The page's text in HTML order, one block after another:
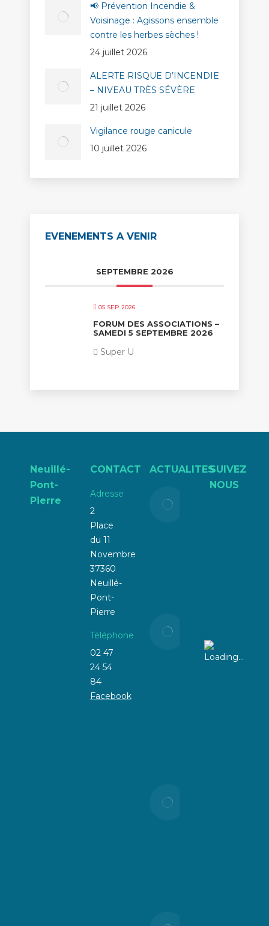
📢 Prévention Incendie &
Voisinage : Agissons ensemble
contre les herbes sèches !
24 juillet 2026
ALERTE RISQUE D’INCENDIE
– NIVEAU TRÈS SÉVÈRE
21 juillet 2026
Vigilance rouge canicule
10 juillet 2026
EVENEMENTS A VENIR
SEPTEMBRE 2026
05 SEP 2026
FORUM DES ASSOCIATIONS –
SAMEDI 5 SEPTEMBRE 2026
Super U
Neuillé-
Pont-
Pierre
CONTACT
Adresse
2
Place
du 11
Novembre
37360
Neuillé-
Pont-
Pierre
Téléphone
02 47
24 54
84
Facebook
ACTUALITES
Incendie &
Voisinage :
SUIVEZ
NOUS